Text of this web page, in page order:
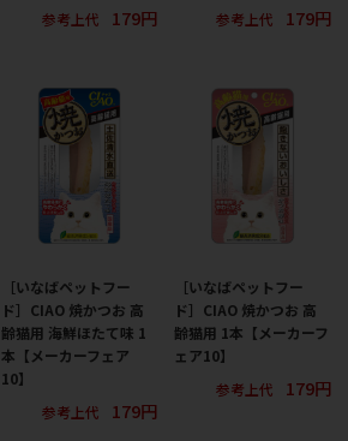
参考上代
179円
参考上代
179円
［いなばペットフー
ド］CIAO 焼かつお 高
齢猫用 海鮮ほたて味 1
本【メーカーフェア
10】
参考上代
179円
［いなばペットフー
ド］CIAO 焼かつお 高
齢猫用 1本【メーカーフ
ェア10】
参考上代
179円